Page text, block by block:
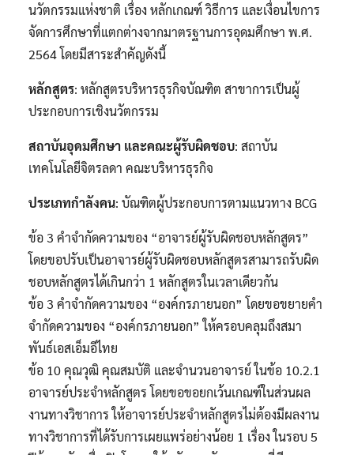
นวัตกรรมแห่งชาติ เรื่อง หลักเกณฑ์ วิธีการ และเงื่อนไขการ
จัดการศึกษาที่แตกต่างจากมาตรฐานการอุดมศึกษา พ.ศ.
2564 โดยมีสาระสำคัญดังนี้
หลักสูตร: หลักสูตรบริหารธุรกิจบัณฑิต สาขาการเป็นผู้
ประกอบการเชิงนวัตกรรม
สถาบันอุดมศึกษา และคณะผู้รับผิดชอบ: สถาบัน
เทคโนโลยีจิตรลดา คณะบริหารธุรกิจ
ประเภทกำลังคน: บัณฑิตผู้ประกอบการตามแนวทาง BCG
ข้อ 3 คำจำกัดความของ “อาจารย์ผู้รับผิดชอบหลักสูตร”
โดยขอปรับเป็นอาจารย์ผู้รับผิดชอบหลักสูตรสามารถรับผิด
ชอบหลักสูตรได้เกินกว่า 1 หลักสูตรในเวลาเดียวกัน
ข้อ 3 คำจำกัดความของ “องค์กรภายนอก” โดยขอขยายคำ
จำกัดความของ “องค์กรภายนอก” ให้ครอบคลุมถึงสมา
พันธ์เอสเอ็มอีไทย
ข้อ 10 คุณวุฒิ คุณสมบัติ และจำนวนอาจารย์ ในข้อ 10.2.1
อาจารย์ประจำหลักสูตร โดยขอขอยกเว้นเกณฑ์ในส่วนผล
งานทางวิชาการ ให้อาจารย์ประจำหลักสูตรไม่ต้องมีผลงาน
ทางวิชาการที่ได้รับการเผยแพร่อย่างน้อย 1 เรื่อง ในรอบ 5